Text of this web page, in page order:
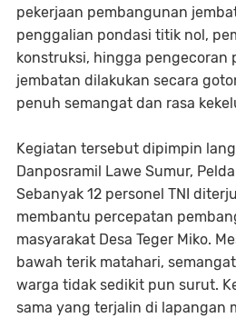
pekerjaan pembangunan
penggalian pondasi titik nol,
konstruksi, hingga pengecoran
jembatan dilakukan secara
penuh semangat dan rasa
Kegiatan tersebut dipimpin
Danposramil Lawe Sumur,
Sebanyak 12 personel TNI
membantu percepatan
masyarakat Desa Teger Miko.
bawah terik matahari,
warga tidak sedikit pun surut.
sama yang terjalin di lapangan